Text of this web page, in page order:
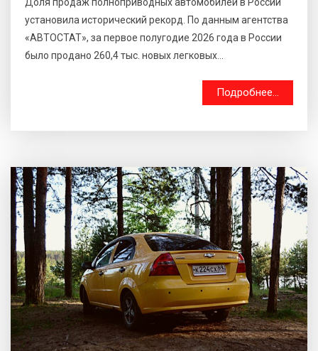
установила исторический рекорд. По данным агентства
«АВТОСТАТ», за первое полугодие 2026 года в России
было продано 260,4 тыс. новых легковых...
Подробнее...